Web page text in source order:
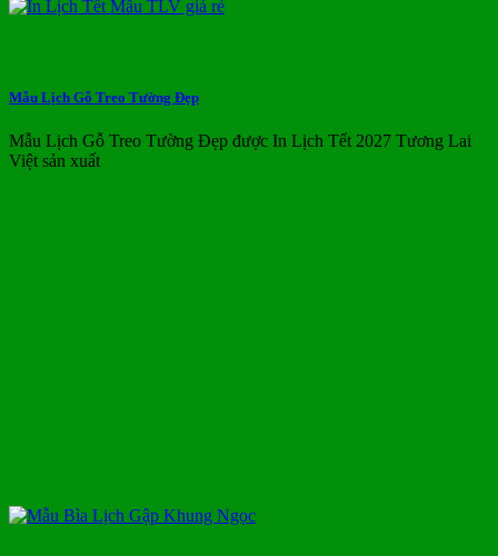
Mẫu Lịch Gỗ Treo Tường Đẹp
Mẫu Lịch Gỗ Treo Tường Đẹp được In Lịch Tết 2027 Tương Lai
Việt sản xuất